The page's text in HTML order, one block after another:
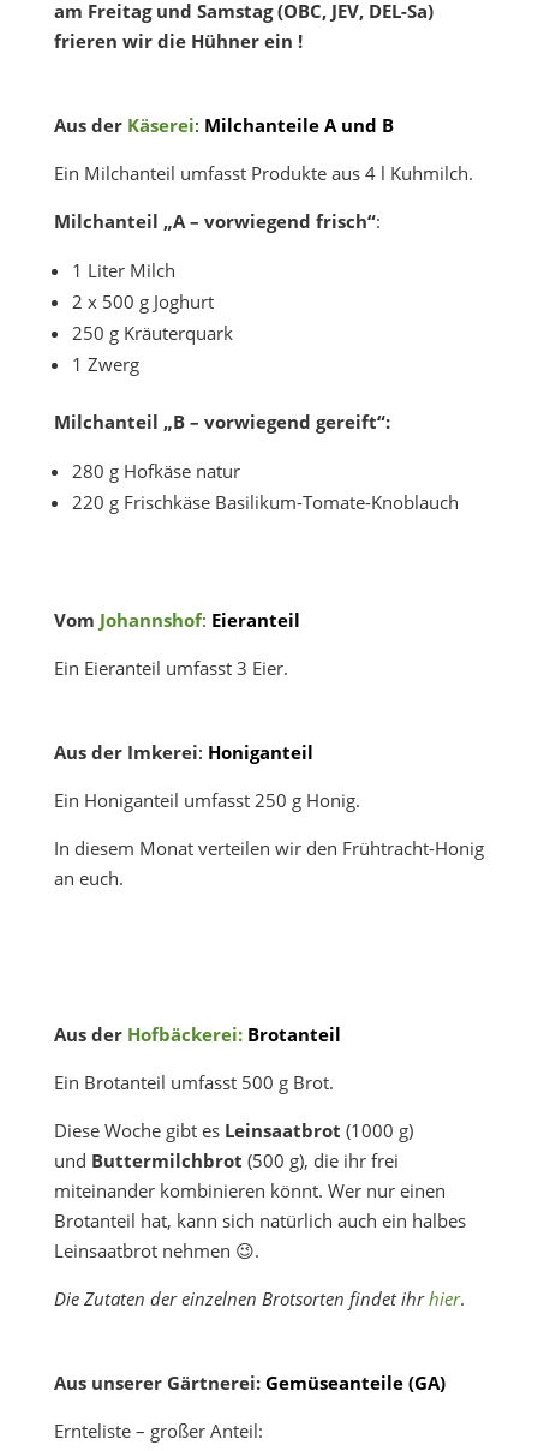
am Freitag und Samstag (OBC, JEV, DEL-Sa)
frieren wir die Hühner ein !
Aus der Käserei: Milchanteile A und B
Ein Milchanteil umfasst Produkte aus 4 l Kuhmilch.
Milchanteil „A – vorwiegend frisch“:
1 Liter Milch
2 x 500 g Joghurt
250 g Kräuterquark
1 Zwerg
Milchanteil „B – vorwiegend gereift“:
280 g Hofkäse natur
220 g Frischkäse Basilikum-Tomate-Knoblauch
Vom Johannshof: Eieranteil
Ein Eieranteil umfasst 3 Eier.
Aus der Imkerei: Honiganteil
Ein Honiganteil umfasst 250 g Honig.
In diesem Monat verteilen wir den Frühtracht-Honig
an euch.
Aus der Hofbäckerei: Brotanteil
Ein Brotanteil umfasst 500 g Brot.
Diese Woche gibt es Leinsaatbrot (1000 g)
und Buttermilchbrot (500 g), die ihr frei
miteinander kombinieren könnt. Wer nur einen
Brotanteil hat, kann sich natürlich auch ein halbes
Leinsaatbrot nehmen 😉.
Die Zutaten der einzelnen Brotsorten findet ihrhier.
Aus unserer Gärtnerei: Gemüseanteile (GA)
Ernteliste – großer Anteil: